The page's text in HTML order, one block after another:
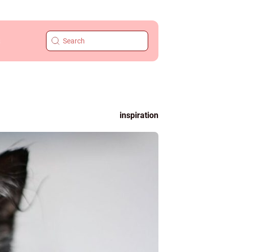
inspiration